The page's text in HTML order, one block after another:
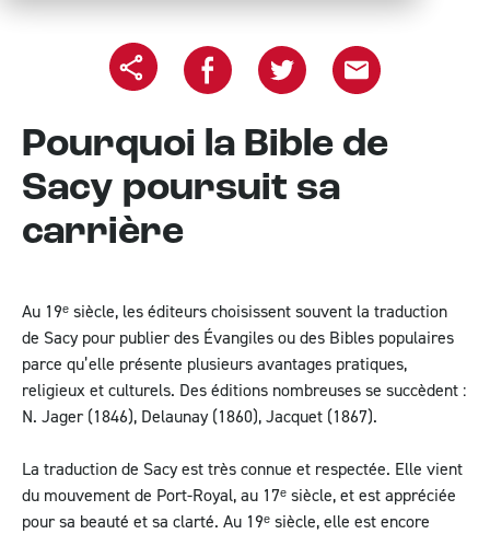
Copier l'url
Pourquoi la Bible de
Sacy poursuit sa
carrière
Au 19ᵉ siècle, les éditeurs choisissent souvent la traduction
de Sacy pour publier des Évangiles ou des Bibles populaires
parce qu’elle présente plusieurs avantages pratiques,
religieux et culturels. Des éditions nombreuses se succèdent :
N. Jager (1846), Delaunay (1860), Jacquet (1867).
La traduction de Sacy est très connue et respectée. Elle vient
du mouvement de Port-Royal, au 17ᵉ siècle, et est appréciée
pour sa beauté et sa clarté. Au 19ᵉ siècle, elle est encore